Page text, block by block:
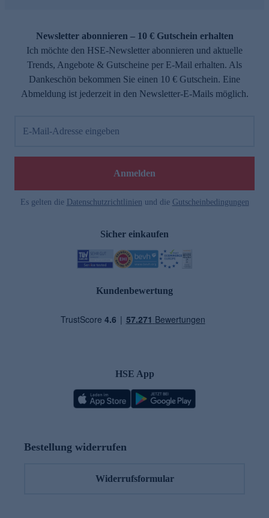
Newsletter abonnieren – 10 € Gutschein erhalten
Ich möchte den HSE-Newsletter abonnieren und aktuelle
Trends, Angebote & Gutscheine per E-Mail erhalten. Als
Dankeschön bekommen Sie einen 10 € Gutschein. Eine
Abmeldung ist jederzeit in den Newsletter-E-Mails möglich.
E-Mail-Adresse eingeben
Anmelden
Es gelten die Datenschutzrichtlinien und die Gutscheinbedingungen
Sicher einkaufen
Kundenbewertung
HSE App
Bestellung widerrufen
Widerrufsformular